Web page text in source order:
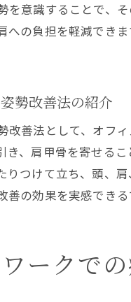
を意識することで、
への負担を軽減でき
勢改善法の紹介
改善法として、オフ
き、肩甲骨を寄せる
りつけて立ち、頭、
善の効果を実感できる
ークで